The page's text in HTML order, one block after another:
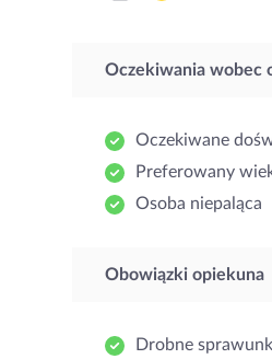
Oczekiwania wobec
Oczekiwane
Preferowany
Osoba niepaląca
Obowiązki opiekuna
Drobne